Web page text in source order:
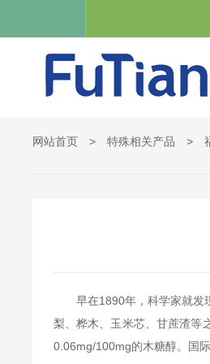
网站首页 > 特殊相关产品 >
早在1890年，科学家就发
梨、桦木、玉米芯、甘蔗渣等
0.06mg/100mg的木糖醇。国